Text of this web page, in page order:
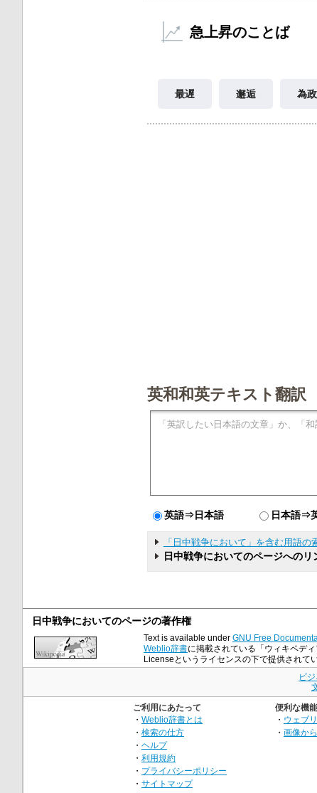
急上昇のことば
最遅 邂逅 為
英和和英テキスト翻訳
英語⇒日本語 日本語⇒
「日中戦争において」を含む用語の
日中戦争においてのページへのリ
日中戦争においてのページの著作権
Text is available under GNU Free
Weblio辞書に掲載されている「ウィキペデ
Licenseというライセンスの下で提供されてい
ビジ
ご利用にあたって
・ Weblio辞書とは
・ 検索の仕方
・ ヘルプ
・ 利用規約
・ プライバシーポリシー
・ サイトマップ
便利な機能
・ ウェブ
・ 画像か